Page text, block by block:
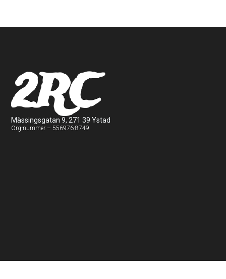
2RC
Mässingsgatan 9, 271 39 Ystad
Org-nummer – 556976-8749